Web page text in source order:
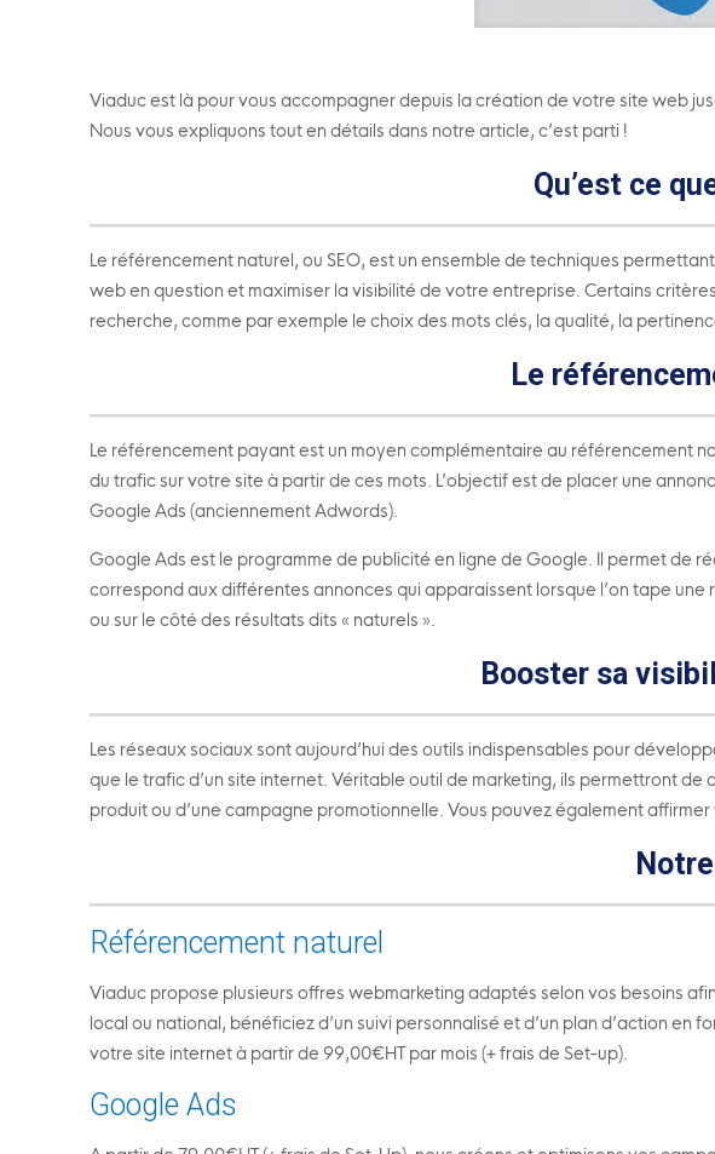
Viaduc est là pour vous accompagner depuis la création de votre site web
Nous vous expliquons tout en détails dans notre article, c’est parti !
Qu’est ce
Le référencement naturel, ou SEO, est un ensemble de techniques
web en question et maximiser la visibilité de votre entreprise. Certains
recherche, comme par exemple le choix des mots clés, la qualité, la
Le
Le référencement payant est un moyen complémentaire au référencement
du trafic sur votre site à partir de ces mots. L’objectif est de placer une
Google Ads (anciennement Adwords).
Google Ads est le programme de publicité en ligne de Google. Il permet de
correspond aux différentes annonces qui apparaissent lorsque l’on tape
ou sur le côté des résultats dits « naturels ».
Booster sa
Les réseaux sociaux sont aujourd’hui des outils indispensables pour
que le trafic d’un site internet. Véritable outil de marketing, ils permettront
produit ou d’une campagne promotionnelle. Vous pouvez également
Référencement naturel
Viaduc propose plusieurs offres webmarketing adaptés selon vos besoins
local ou national, bénéficiez d’un suivi personnalisé et d’un plan d’action
votre site internet à partir de 99,00€HT par mois (+ frais de Set-up).
Google Ads